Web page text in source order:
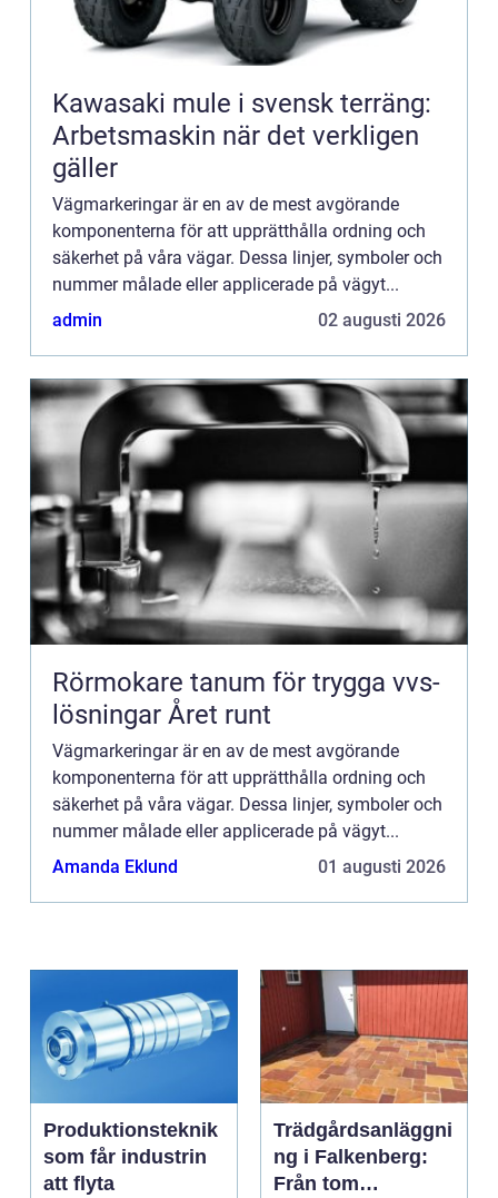
Kawasaki mule i svensk terräng:
Arbetsmaskin när det verkligen
gäller
Vägmarkeringar är en av de mest avgörande
komponenterna för att upprätthålla ordning och
säkerhet på våra vägar. Dessa linjer, symboler och
nummer målade eller applicerade på vägyt...
admin
02 augusti 2026
Rörmokare tanum för trygga vvs-
lösningar Året runt
Vägmarkeringar är en av de mest avgörande
komponenterna för att upprätthålla ordning och
säkerhet på våra vägar. Dessa linjer, symboler och
nummer målade eller applicerade på vägyt...
Amanda Eklund
01 augusti 2026
Produktionsteknik
som får industrin
att flyta
Trädgårdsanläggni
ng i Falkenberg:
Från tom